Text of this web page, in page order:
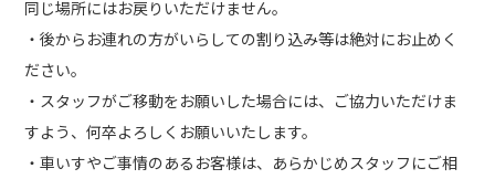
同じ場所にはお戻りいただけません。
・後からお連れの方がいらしての割り込み等は絶対にお止めく
ださい。
・スタッフがご移動をお願いした場合には、ご協力いただけま
すよう、何卒よろしくお願いいたします。
・車いすやご事情のあるお客様は、あらかじめスタッフにご相